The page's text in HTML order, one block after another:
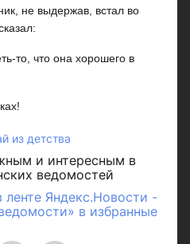
не выдержав, встал во
то, что она хорошего в
из детства
и интересным в
ведомостей
ленте Яндекс.Новости -
в избранные